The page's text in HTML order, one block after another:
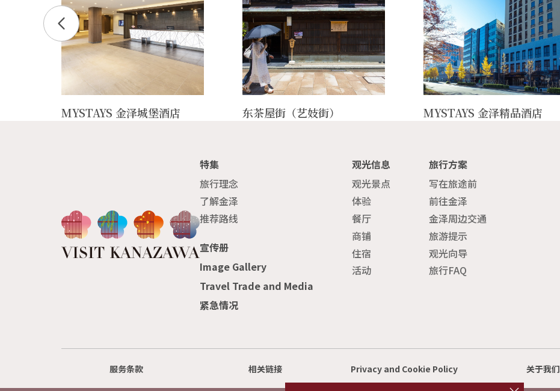
MYSTAYS 金泽城堡酒店 东茶屋街（艺妓街） MYSTAYS 金泽精品酒店
特集
旅行理念
了解金泽
推荐路线
观光信息
观光景点
体验
餐厅
商铺
住宿
活动
旅行方案
写在旅途前
前往金泽
金泽周边交通
旅游提示
观光向导
旅行FAQ
宣传册
Image Gallery
Travel Trade and Media
紧急情况
服务条款 相关链接 Privacy and Cookie Policy 关于我们
o